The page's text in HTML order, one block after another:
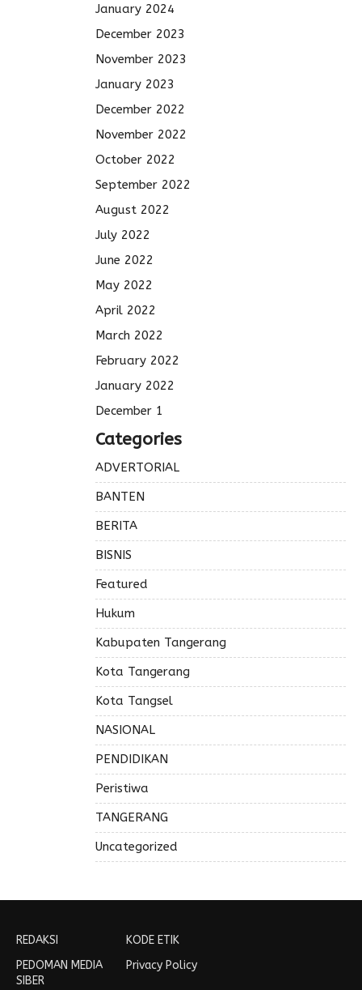
January 2024
December 2023
November 2023
January 2023
December 2022
November 2022
October 2022
September 2022
August 2022
July 2022
June 2022
May 2022
April 2022
March 2022
February 2022
January 2022
December 1
Categories
ADVERTORIAL
BANTEN
BERITA
BISNIS
Featured
Hukum
Kabupaten Tangerang
Kota Tangerang
Kota Tangsel
NASIONAL
PENDIDIKAN
Peristiwa
TANGERANG
Uncategorized
REDAKSI
PEDOMAN MEDIA
SIBER
KODE ETIK
Privacy Policy